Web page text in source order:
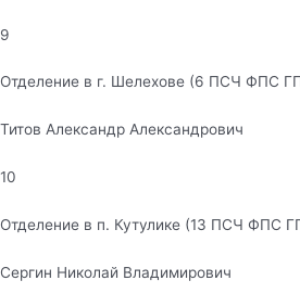
9
Отделение в г. Шелехове (6 ПСЧ ФПС
Титов Александр Александрович
10
Отделение в п. Кутулике (13 ПСЧ ФПС
Сергин Николай Владимирович